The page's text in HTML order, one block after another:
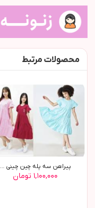
محصولات مرتبط
پیراهن سه پله چین چینی ...
۱,۱۰۰,۰۰۰ تومان